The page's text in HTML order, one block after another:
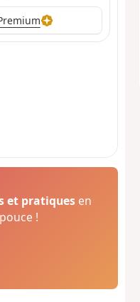
et pratiques en
!